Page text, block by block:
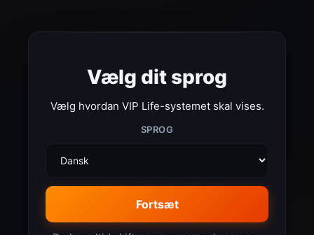
Vælg dit sprog
Vælg hvordan VIP Life-systemet skal vises.
SPROG
Fortsæt